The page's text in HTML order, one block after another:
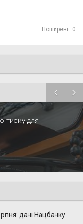
Поширень: 0
тиску для
дані Нацбанку